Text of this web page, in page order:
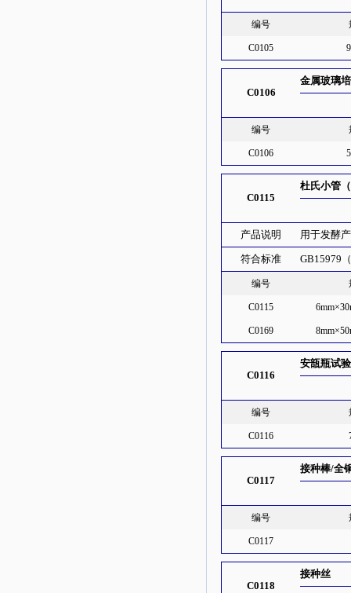
编号
C0105
C0106
金属玻璃
编号
C0106
C0115
杜氏小管
产品说明 用于发酵
符合标准 GB15979
编号
C0115
C0169
C0116
安瓿瓶试
编号
C0116
C0117
接种棒/全
编号
C0117
C0118
接种丝